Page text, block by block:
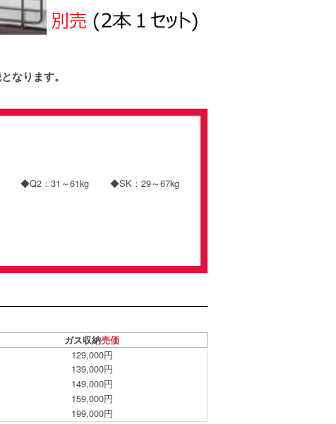
なります。
◆Q2：31～61kg ◆SK：29～67kg
ガス収納売価
129,000円
139,000円
149,000円
159,000円
199,000円